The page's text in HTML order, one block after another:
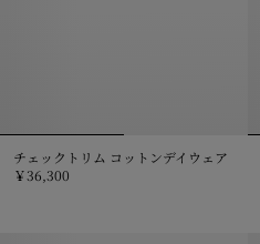
チェックトリム コットンデイウェア
￥36,300
チェックトリム コットンデイウェ